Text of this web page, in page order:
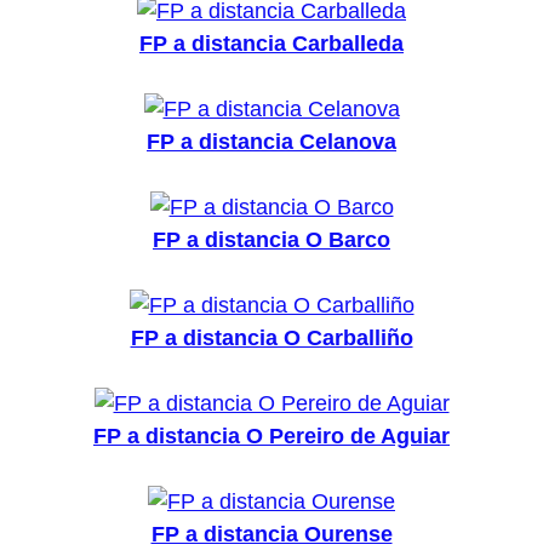
FP a distancia Carballeda
FP a distancia Celanova
FP a distancia O Barco
FP a distancia O Carballiño
FP a distancia O Pereiro de Aguiar
FP a distancia Ourense